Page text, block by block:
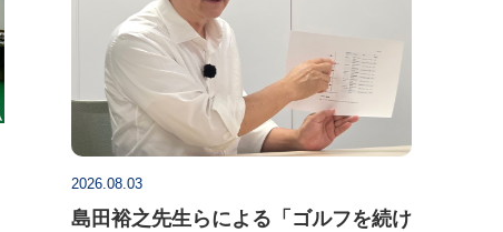
2026.08.03
島田裕之先生らによる「ゴルフを続け